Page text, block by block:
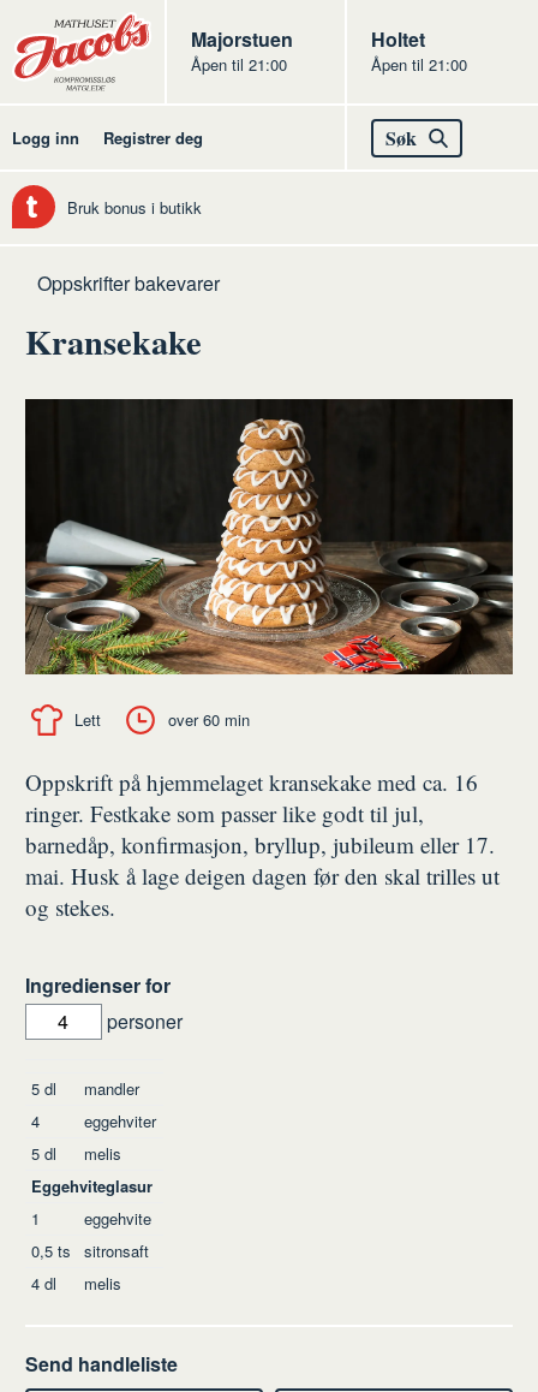
Butikker
Jacobs
Majorstuen
Åpen til 21:00
Jacobs
Holtet
Åpen til 21:00
Logg inn Registrer deg Søk
Bruk bonus i butikk
Hjem
Bakevarer
Oppskrifter bakevarer
Kransekake
Lett over 60 min
Oppskrift på hjemmelaget kransekake med ca. 16
ringer. Festkake som passer like godt til jul,
barnedåp, konfirmasjon, bryllup, jubileum eller 17.
mai. Husk å lage deigen dagen før den skal trilles ut
og stekes.
Ingredienser for
personer
5dl
mandler
4
eggehviter
5dl
melis
Eggehviteglasur
1
eggehvite
0,5ts
sitronsaft
4dl melis
Send handleliste